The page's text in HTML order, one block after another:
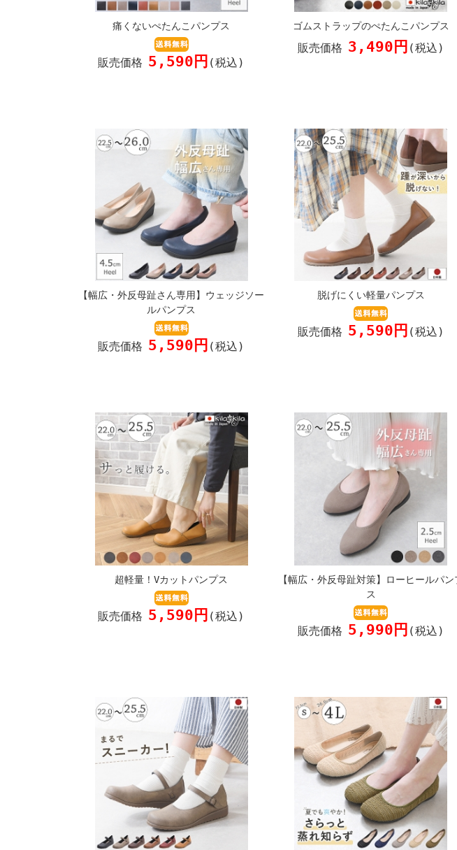
痛くないぺたんこパンプス
販売価格 5,590円 (税込)
ゴムストラップのぺたんこパンプス
販売価格 3,490円 (税込)
【幅広・外反母趾さん専用】ウェッジソー
ルパンプス
販売価格 5,590円 (税込)
脱げにくい軽量パンプス
販売価格 5,590円 (税込)
超軽量！Vカットパンプス
販売価格 5,590円 (税込)
【幅広・外反母趾対策】ローヒールパン
ス
販売価格 5,990円 (税込)